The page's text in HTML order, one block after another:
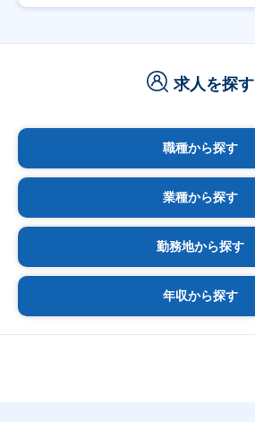
求人を探す
職種から探す
業種から探す
勤務地から探す
年収から探す